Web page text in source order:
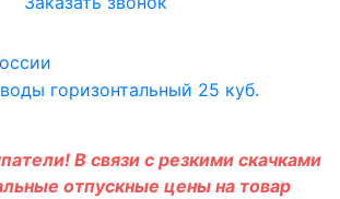
В связи с резкими скачками
отпускные цены на товар